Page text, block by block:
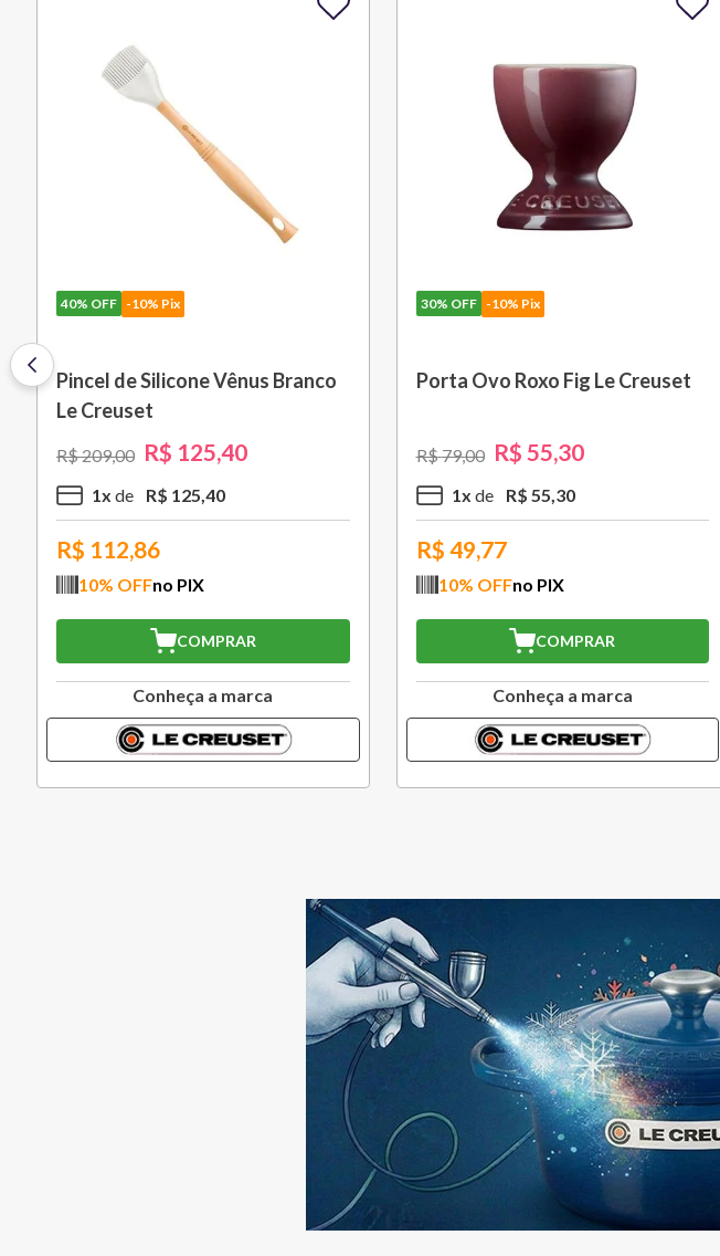
30% OFF -10% Pix
Saca Rolhas Abridor de Vinho
Tradicional Sw-107 Ply Le
R$799,00 R$ 559,30
5x R$ 111 ,86
R$ 503,37
10% OFFno PIX
COMPRAR
Conheça a marca
30% OFF -10% Pix
Grelha com Cabo Removível 33
R$1.579, 00 R$1.105
10 x R$ 110,53
R$ 994,77
10% OFFno PIX
COMPRAR
Conheça a marca